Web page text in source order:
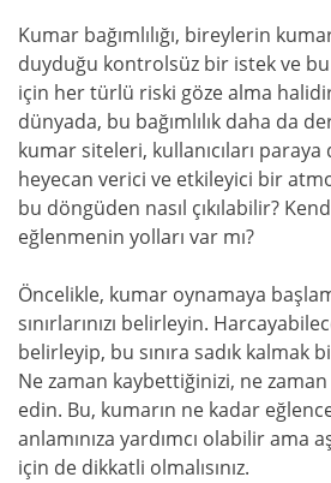
Kumar bağımlılığı, bireylerin
duyduğu kontrolsüz bir istek ve
için her türlü riski göze alma
dünyada, bu bağımlılık daha da
kumar siteleri, kullanıcıları
heyecan verici ve etkileyici bir
bu döngüden nasıl çıkılabilir?
eğlenmenin yolları var mı?
Öncelikle, kumar oynamaya
sınırlarınızı belirleyin.
belirleyip, bu sınıra sadık kalmak
Ne zaman kaybettiğinizi, ne zaman
edin. Bu, kumarın ne kadar
anlamınıza yardımcı olabilir ama
için de dikkatli olmalısınız.